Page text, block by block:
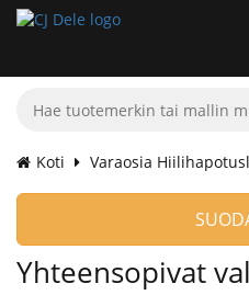
Koti Varaosia
Yhteensopivat